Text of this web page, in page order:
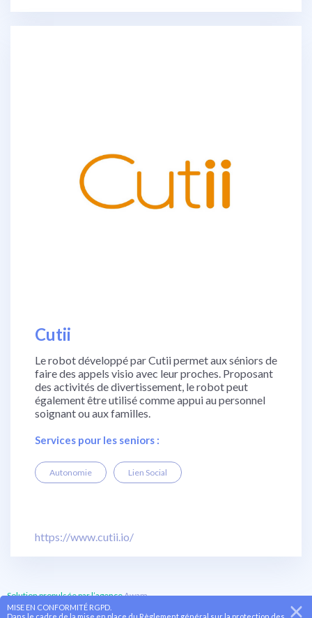
Cutii
Le robot développé par Cutii permet aux séniors de
faire des appels visio avec leur proches. Proposant
des activités de divertissement, le robot peut
également être utilisé comme appui au personnel
soignant ou aux familles.
Services pour les seniors :
Autonomie Lien Social
https://www.cutii.io/
MISE EN CONFORMITÉ RGPD.
Solution propulsée par l’agenceAwam